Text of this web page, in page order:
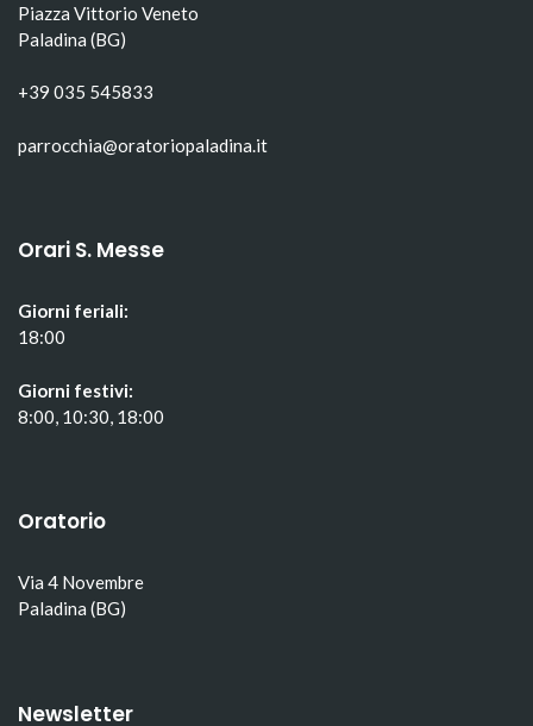
Piazza Vittorio Veneto
Paladina (BG)
+39 035 545833
parrocchia@oratoriopaladina.it
Orari S. Messe
Giorni feriali:
18:00
Giorni festivi:
8:00, 10:30, 18:00
Oratorio
Via 4 Novembre
Paladina (BG)
Newsletter